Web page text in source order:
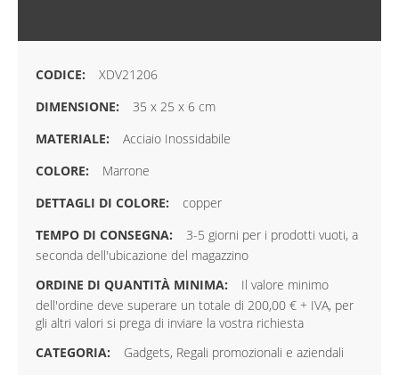
XDV21206
35 x 25 x 6 cm
Acciaio Inossidabile
Marrone
copper
3-5 giorni per i prodotti vuoti, a
seconda dell'ubicazione del magazzino
Il valore minimo
dell'ordine deve superare un totale di 200,00 € + IVA, per
gli altri valori si prega di inviare la vostra richiesta
Gadgets, Regali promozionali e aziendali